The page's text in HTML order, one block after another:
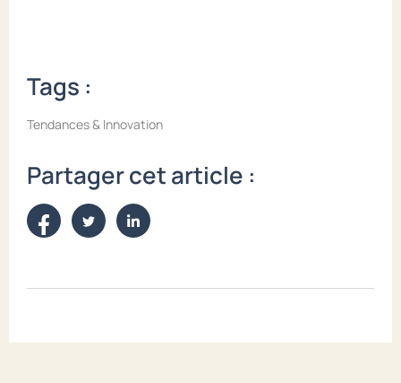
Tags :
Tendances & Innovation
Partager cet article :